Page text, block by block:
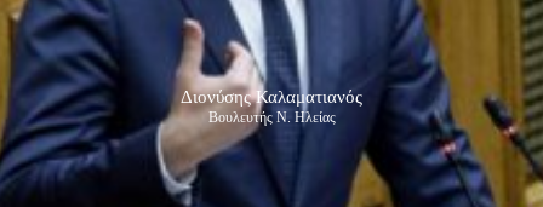
Διονύσης Καλαματιανός
Βουλευτής Ν. Ηλείας